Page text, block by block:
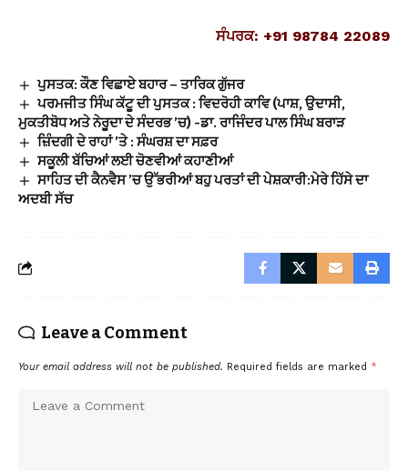
ਸੰਪਰਕ: +91 98784 22089
ਪੁਸਤਕ: ਕੌਣ ਵਿਛਾਏ ਬਹਾਰ – ਤਾਰਿਕ ਗੁੱਜਰ
ਪਰਮਜੀਤ ਸਿੰਘ ਕੱਟੂ ਦੀ ਪੁਸਤਕ : ਵਿਦਰੋਹੀ ਕਾਵਿ (ਪਾਸ਼, ਉਦਾਸੀ,
ਮੁਕਤੀਬੋਧ ਅਤੇ ਨੇਰੂਦਾ ਦੇ ਸੰਦਰਭ ’ਚ) -ਡਾ. ਰਾਜਿੰਦਰ ਪਾਲ ਸਿੰਘ ਬਰਾੜ
ਜ਼ਿੰਦਗੀ ਦੇ ਰਾਹਾਂ ’ਤੇ : ਸੰਘਰਸ਼ ਦਾ ਸਫ਼ਰ
ਸਕੂਲੀ ਬੱਚਿਆਂ ਲਈ ਚੋਣਵੀਆਂ ਕਹਾਣੀਆਂ
ਸਾਹਿਤ ਦੀ ਕੈਨਵੈਸ ’ਚ ਉੱਭਰੀਆਂ ਬਹੁ ਪਰਤਾਂ ਦੀ ਪੇਸ਼ਕਾਰੀ:ਮੇਰੇ ਹਿੱਸੇ ਦਾ
ਅਦਬੀ ਸੱਚ
Leave a Comment
Your email address will not be published. Required fields are marked *